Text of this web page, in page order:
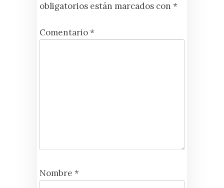
obligatorios están marcados con *
Comentario*
Nombre *